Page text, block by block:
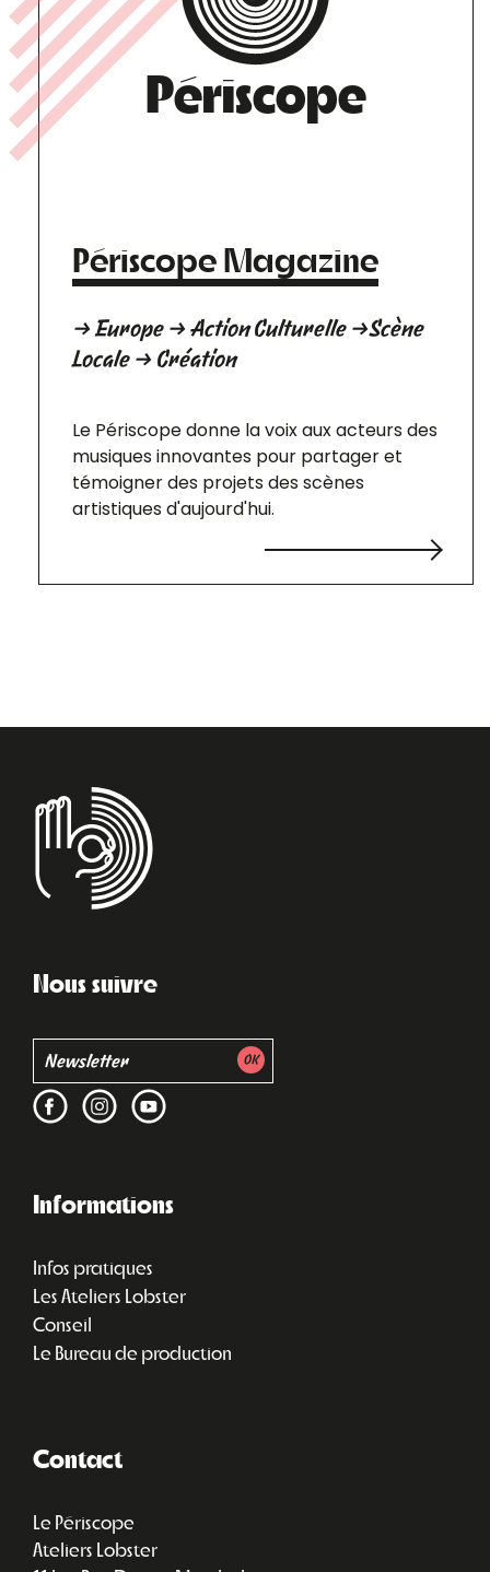
Périscope
Périscope Magazine
→ Europe → Action Culturelle →Scène
Locale → Création
Le Périscope donne la voix aux acteurs des
musiques innovantes pour partager et
témoigner des projets des scènes
artistiques d'aujourd'hui.
Nous suivre
Informations
Infos pratiques
Les Ateliers Lobster
Conseil
Le Bureau de production
Contact
Le Périscope
Ateliers Lobster